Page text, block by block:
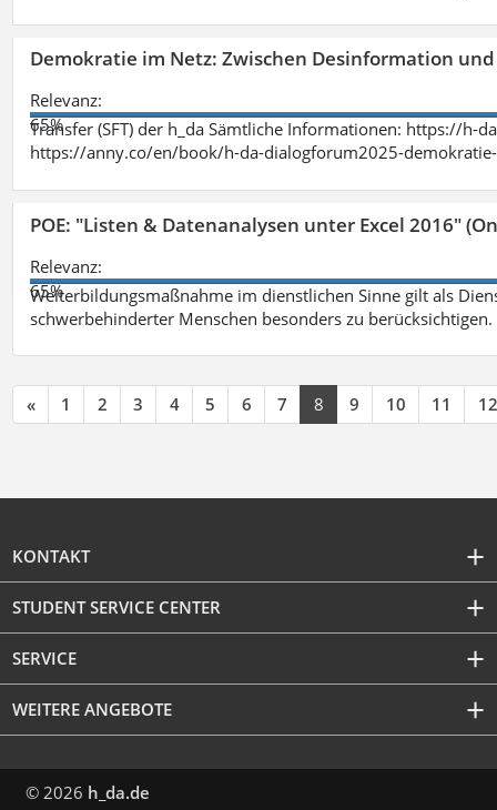
Demokratie im Netz: Zwischen Desinformation
Relevanz:
65%
Transfer (SFT) der h_da Sämtliche Informationen: https://
https://anny.co/en/book/h-da-dialogforum2025-
POE: "Listen & Datenanalysen unter Excel 2016"
Relevanz:
65%
Weiterbildungsmaßnahme im dienstlichen Sinne gilt als
schwerbehinderter Menschen besonders zu berücksichtigen.
« 1 2 3 4 5 6 7 8 9 10 11 12
KONTAKT
STUDENT SERVICE CENTER
SERVICE
WEITERE ANGEBOTE
© 2026 h_da.de